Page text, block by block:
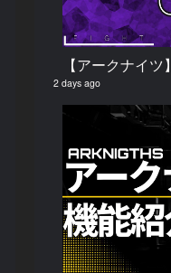
2 days ago